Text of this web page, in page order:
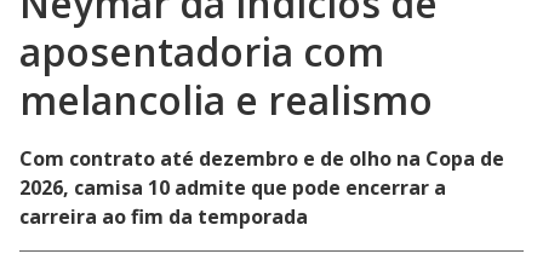
aposentadoria com
melancolia e realismo
Com contrato até dezembro e de olho na Copa de
2026, camisa 10 admite que pode encerrar a
carreira ao fim da temporada